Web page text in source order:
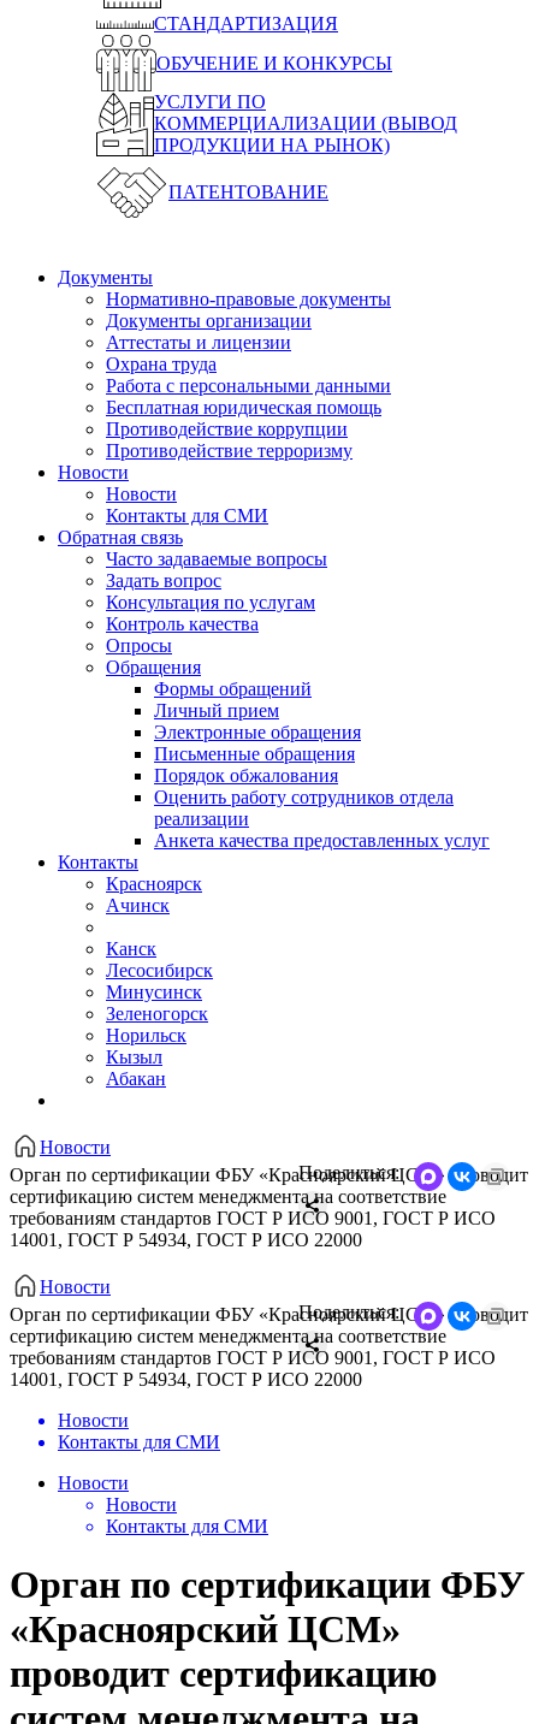
СТАНДАРТИЗАЦИЯ
ОБУЧЕНИЕ И КОНКУРСЫ
УСЛУГИ ПО
КОММЕРЦИАЛИЗАЦИИ (ВЫВОД
ПРОДУКЦИИ НА РЫНОК)
ПАТЕНТОВАНИЕ
Документы
Нормативно-правовые документы
Документы организации
Аттестаты и лицензии
Охрана труда
Работа с персональными данными
Бесплатная юридическая помощь
Противодействие коррупции
Противодействие терроризму
Новости
Новости
Контакты для СМИ
Обратная связь
Часто задаваемые вопросы
Задать вопрос
Консультация по услугам
Контроль качества
Опросы
Обращения
Формы обращений
Личный прием
Электронные обращения
Письменные обращения
Порядок обжалования
Оценить работу сотрудников отдела
реализации
Анкета качества предоставленных услуг
Контакты
Красноярск
Ачинск
Канск
Лесосибирск
Минусинск
Зеленогорск
Норильск
Кызыл
Абакан
Новости
Орган по сертификации ФБУ «Красноярский ЦСМ» проводит
сертификацию систем менеджмента на соответствие
требованиям стандартов ГОСТ Р ИСО 9001, ГОСТ Р ИСО
14001, ГОСТ Р 54934, ГОСТ Р ИСО 22000
Поделиться:
Новости
Орган по сертификации ФБУ «Красноярский ЦСМ» проводит
сертификацию систем менеджмента на соответствие
требованиям стандартов ГОСТ Р ИСО 9001, ГОСТ Р ИСО
14001, ГОСТ Р 54934, ГОСТ Р ИСО 22000
Поделиться:
Новости
Контакты для СМИ
Новости
Новости
Контакты для СМИ
Орган по сертификации ФБУ
«Красноярский ЦСМ»
проводит сертификацию